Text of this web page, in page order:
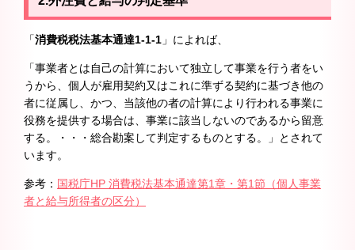
「消費税税法基本通達1-1-1 」によれば、
「事業者とは自己の計算において独立して事業を行う者をい
うから、個人が雇用契約又はこれに準ずる契約に基づき他の
者に従属し、かつ、当該他の者の計算により行われる事業に
役務を提供する場合は、事業に該当しないのであるから留意
する。・・・総合勘案して判定するものとする。」とされて
います。
参考： 国税庁HP 消費税法基本通達第1章・第1節（個人事業
者と給与所得者の区分）